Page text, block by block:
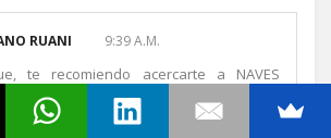
RUANI 9:39 A.M.
te recomiendo acercarte a NAVES
te podrán ayudar. En todo caso
con Juan Maritn